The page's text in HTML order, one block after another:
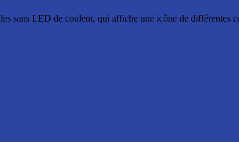
sans LED de couleur, qui affiche une icône de différentes